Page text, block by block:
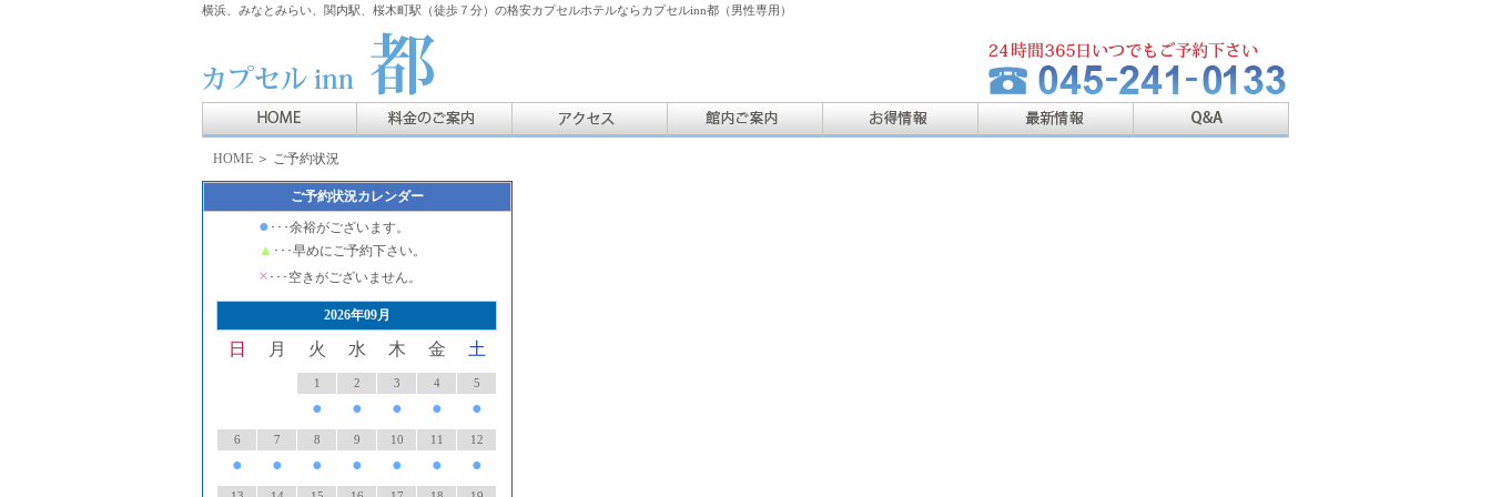
横浜、みなとみらい、関内駅、桜木町駅（徒歩７分）の格安カプセルホテルならカプセルinn都（男性専用）
HOME ＞ ご予約状況
ご予約状況カレンダー
● ･･･余裕がございます。
▲ ･･･早めにご予約下さい。
× ･･･空きがございません。
2026年09月
日 月 火 水 木 金 土
1
●
2
●
3
●
4
●
5
●
6
●
7
●
8
●
9
●
10
●
11
●
12
●